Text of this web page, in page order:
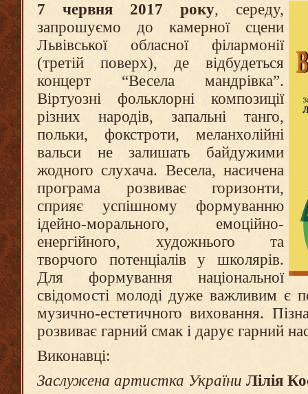
7 червня 2017 року, середу,
запрошуємо до камерної сцени
Львівської обласної філармонії
(третій поверх), де відбудеться
концерт “Весела мандрівка”.
Віртуозні фольклорні композиції
різних народів, запальні танго,
польки, фокстроти, меланхолійні
вальси не залишать байдужими
жодного слухача. Весела, насичена
програма розвиває горизонти,
сприяє успішному формуванню
ідейно-морального, емоційно-
енергійного, художнього та
творчого потенціалів у школярів.
Для формування національної
свідомості молоді дуже важливим є
музично-естетичного виховання.
розвиває гарний смак і дарує гарний
Виконавці:
Заслужена артистка України Лілія